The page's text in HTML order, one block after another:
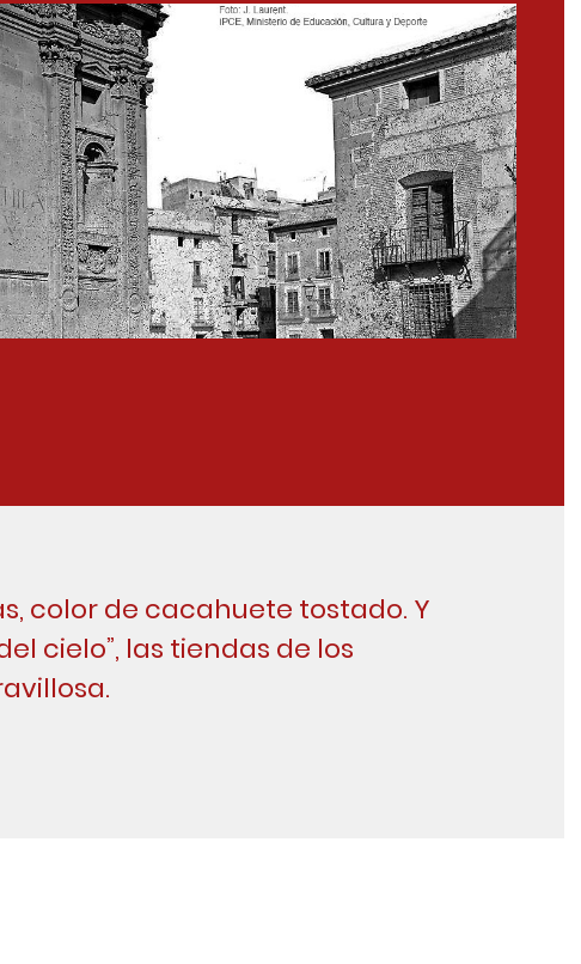
color de cacahuete tostado. Y
cielo”, las tiendas de los